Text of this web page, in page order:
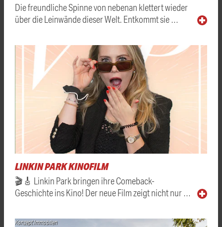
Die freundliche Spinne von nebenan klettert wieder
über die Leinwände dieser Welt. Entkommt sie …
LINKIN PARK KINOFILM
🎬🎸 Linkin Park bringen ihre Comeback-
Geschichte ins Kino! Der neue Film zeigt nicht nur …
Konzept Immobilien